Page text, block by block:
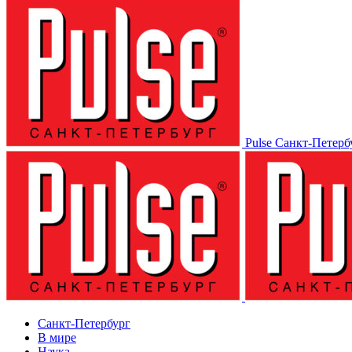
Pulse Санкт-
Санкт-Петербург
В мире